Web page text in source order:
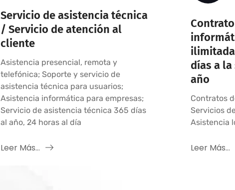
Servicio de asistencia técnica
/ Servicio de atención al
cliente
Asistencia presencial, remota y
telefónica; Soporte y servicio de
asistencia técnica para usuarios;
Asistencia informática para empresas;
Servicio de asistencia técnica 365 días
al año, 24 horas al día
Leer Más...
ilimitada
días a la
año
Contratos
Servicios
Asistencia
Leer Más...